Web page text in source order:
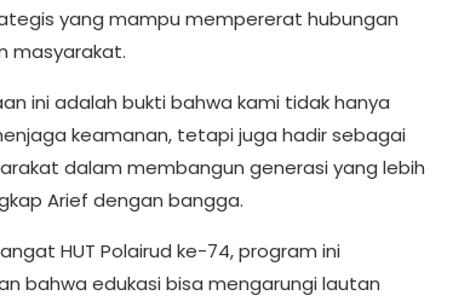
yang mampu mempererat hubungan
masyarakat.
ini adalah bukti bahwa kami tidak hanya
keamanan, tetapi juga hadir sebagai
dalam membangun generasi yang lebih
Arief dengan bangga.
HUT Polairud ke-74, program ini
bahwa edukasi bisa mengarungi lautan